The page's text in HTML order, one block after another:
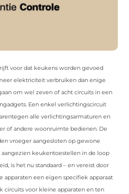
voor dat keukens worden gevoed
elektriciteit verbruiken dan enige
om wel zeven of acht circuits in een
Een enkel verlichtingscircuit
alle verlichtingsarmaturen en
of andere woonruimte bedienen. De
vroeger aangesloten op gewone
keukentoestellen in de loop
is het nu standaard – en vereist door
apparaten een eigen specifiek apparaat
circuits voor kleine apparaten en ten